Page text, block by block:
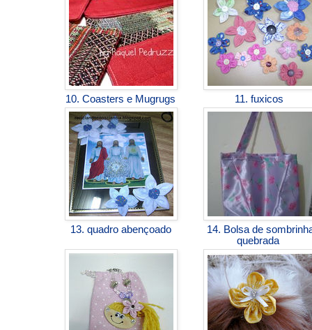
10. Coasters e Mugrugs 11. fuxicos
13. quadro abençoado
14. Bolsa de
quebrada